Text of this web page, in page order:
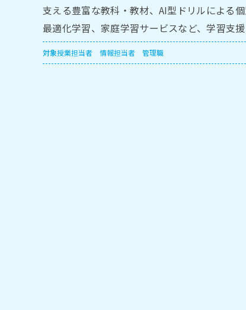
支える豊富な教科・教材、AI型ドリルによる
最適化学習、家庭学習サービスなど、学習支
全体像をつかむのに役立ちます。
対象授業担当者 情報担当者 管理職